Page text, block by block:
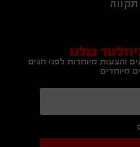
שלנו
והצעות מיוחדות לפני חגים
מיוחדים